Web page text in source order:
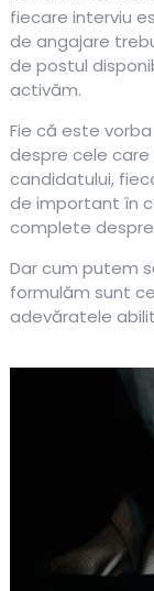
fiecare interviu
de angajare
de postul
activăm.
Fie că este
despre cele
candidatului,
de important în
complete
Dar cum putem
formulăm sunt
adevăratele